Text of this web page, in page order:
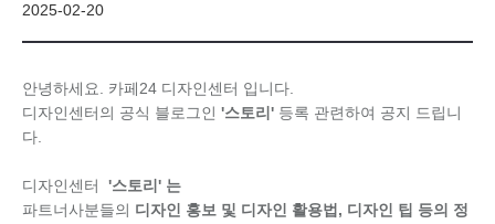
2025-02-20
안녕하세요. 카페24 디자인센터 입니다.
디자인센터의 공식 블로그인 '스토리' 등록 관련하여 공지 드립니
다.
디자인센터 '스토리' 는
파트너사분들의 디자인 홍보 및 디자인 활용법, 디자인 팁 등의 정